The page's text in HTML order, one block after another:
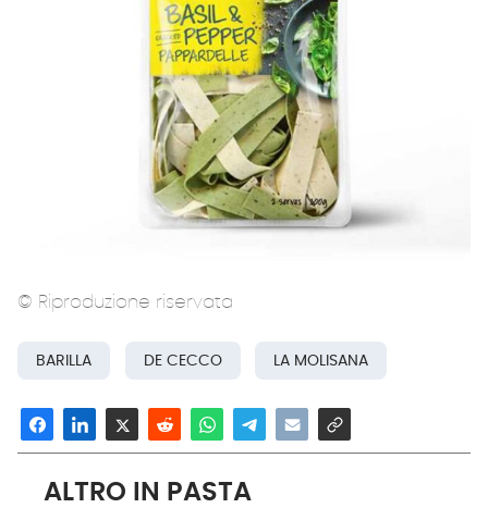
© Riproduzione riservata
BARILLA DE CECCO LA MOLISANA
ALTRO IN PASTA